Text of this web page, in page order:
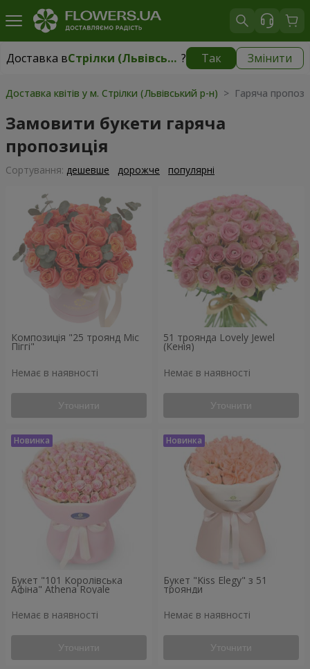
Доставка в Стрілки (Львівський р-н) ? Так Змінити
Доставка вСтрілки (Львівський р-н)|безкоштовно
Доставка квітів у м. Стрілки (Львівський р-н) > Гаряча
Замовити букети гаряча
пропозиція
Сортування: дешевше дорожче популярні
Композиція "25 троянд Міс
Піггі"
Немає в наявності
Уточнити
51 троянда Lovely Jewel
(Кенія)
Немає в наявності
Уточнити
Букет "101 Королівська
Афіна" Athena Royale
Немає в наявності
Уточнити
Букет "Kiss Elegy" з 51
троянди
Немає в наявності
Уточнити